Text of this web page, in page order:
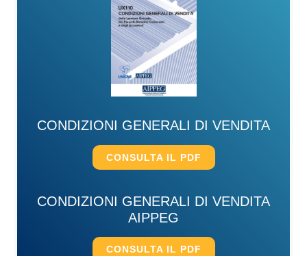
CONDIZIONI GENERALI DI VENDITA
CONSULTA IL PDF
CONDIZIONI GENERALI DI VENDITA
AIPPEG
CONSULTA IL PDF